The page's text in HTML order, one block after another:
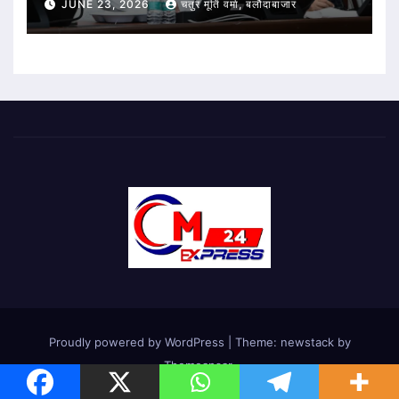
JUNE 23, 2026 चतुर मूर्ति वर्मा, बलौदाबाजार
Proudly powered by WordPress
Theme: newstack by
Themeansar.